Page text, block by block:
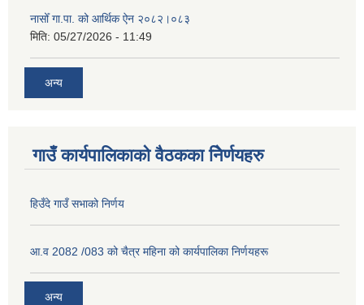
नासोँ गा.पा. को आर्थिक ऐन २०८२।०८३
मिति: 05/27/2026 - 11:49
अन्य
गाउँ कार्यपालिकाको वैठकका निेर्णयहरु
हिउँदे गाउँ सभाको निर्णय
आ.व 2082 /083 को चैत्र महिना को कार्यपालिका निर्णयहरू
अन्य